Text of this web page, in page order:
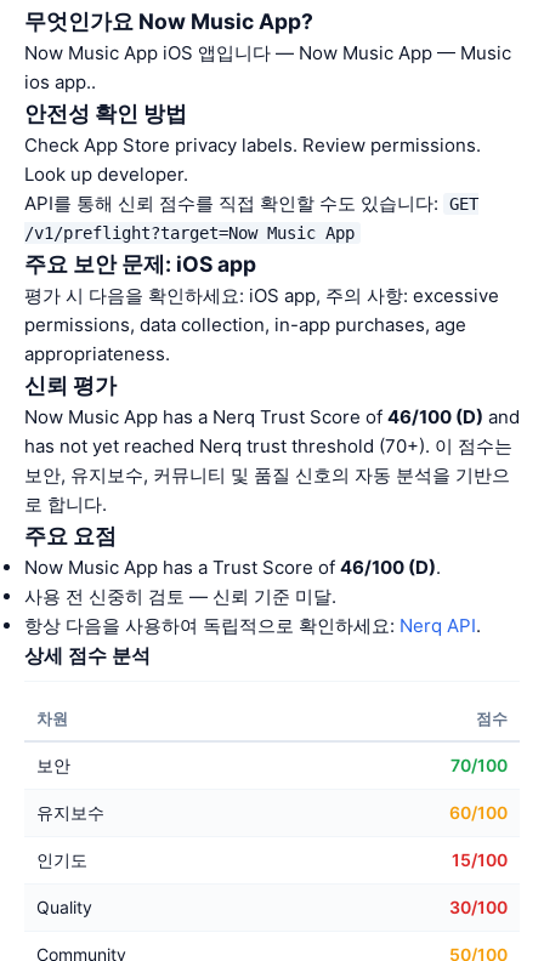
무엇인가요 Now Music App?
Now Music App iOS 앱입니다 — Now Music App — Music
ios app..
안전성 확인 방법
Check App Store privacy labels. Review permissions.
Look up developer.
API를 통해 신뢰 점수를 직접 확인할 수도 있습니다:
GET
/v1/preflight?target=Now Music App
주요 보안 문제: iOS app
평가 시 다음을 확인하세요: iOS app, 주의 사항: excessive
permissions, data collection, in-app purchases, age
appropriateness.
신뢰 평가
Now Music App has a Nerq Trust Score of 46/100 (D) and
has not yet reached Nerq trust threshold (70+). 이 점수는
보안, 유지보수, 커뮤니티 및 품질 신호의 자동 분석을 기반으
로 합니다.
주요 요점
Now Music App has a Trust Score of 46/100 (D).
사용 전 신중히 검토 — 신뢰 기준 미달.
항상 다음을 사용하여 독립적으로 확인하세요: Nerq API.
상세 점수 분석
차원 점수
보안 70/100
유지보수 60/100
인기도 15/100
Quality 30/100
Community 50/100